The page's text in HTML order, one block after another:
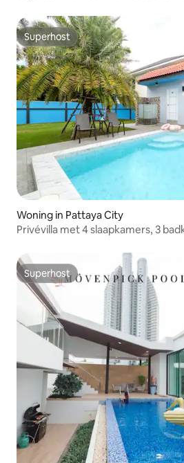
Superhost
Superhost
Woning in Pattaya City
Privévilla met 4 slaapkamers, 3
Superhost
Superhost